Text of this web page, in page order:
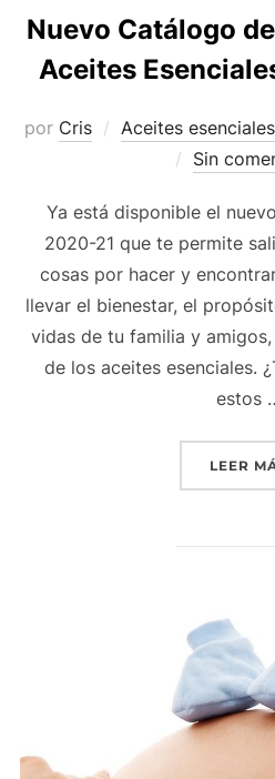
Nuevo Catálogo
Aceites
por Cris Aceites esenciales
Sin
Ya está disponible el
2020-21 que te permite
cosas por hacer y
llevar el bienestar, el
vidas de tu familia y
de los aceites esenciales.
estos
LEER